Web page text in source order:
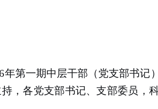
第一期中层干部（党支部书记
，各党支部书记、支部委员，